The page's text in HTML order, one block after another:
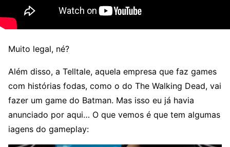
Muito legal, né?
Além disso, a Telltale, aquela empresa que faz games
com histórias fodas, como o do The Walking Dead, vai
fazer um game do Batman. Mas isso eu já havia
anunciado por aqui… O que vemos é que tem algumas
iagens do gameplay: